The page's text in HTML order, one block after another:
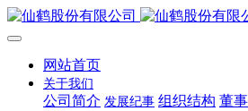
网站首页
关于我们
公司简介 发展纪事 组织结构 董